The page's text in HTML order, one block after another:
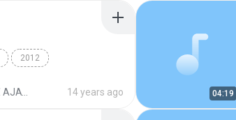
2012
14 years ago 04:19